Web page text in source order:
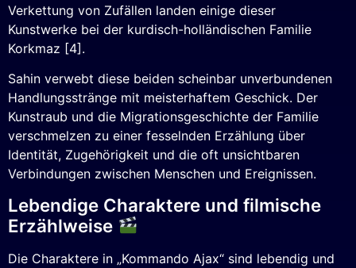
Verkettung von Zufällen landen einige dieser
Kunstwerke bei der kurdisch-holländischen Familie
Korkmaz [4].
Sahin verwebt diese beiden scheinbar unverbundenen
Handlungsstränge mit meisterhaftem Geschick. Der
Kunstraub und die Migrationsgeschichte der Familie
verschmelzen zu einer fesselnden Erzählung über
Identität, Zugehörigkeit und die oft unsichtbaren
Verbindungen zwischen Menschen und Ereignissen.
Lebendige Charaktere und filmische
Erzählweise
Die Charaktere in „Kommando Ajax“ sind lebendig und